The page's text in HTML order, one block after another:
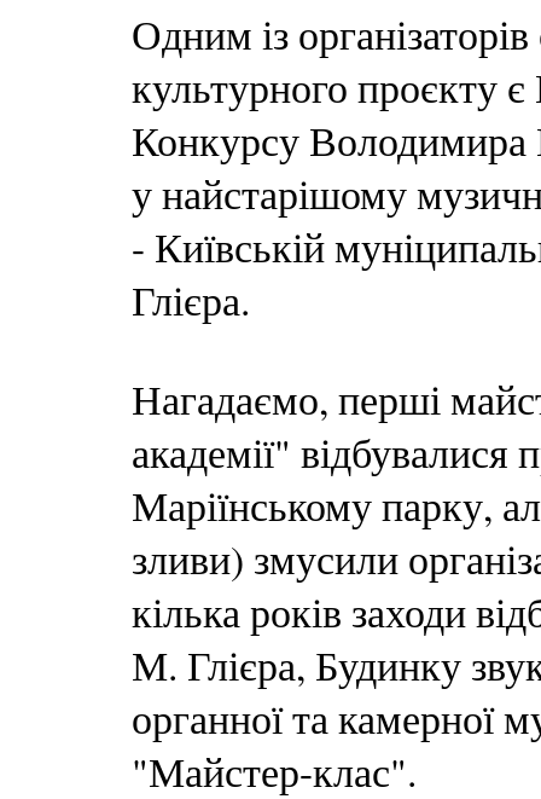
Одним із
культурного проєкту
Конкурсу Володимира
у найстарішому
- Київській
Глієра.
Нагадаємо, перші
академії"
Маріїнському парку,
зливи) змусили
кілька років заходи
М. Глієра, Будинку
органної та камерної
"Майстер-клас".